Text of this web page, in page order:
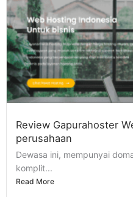
Review Gapurahoster
perusahaan
Dewasa ini, mempunyai
komplit...
Read More